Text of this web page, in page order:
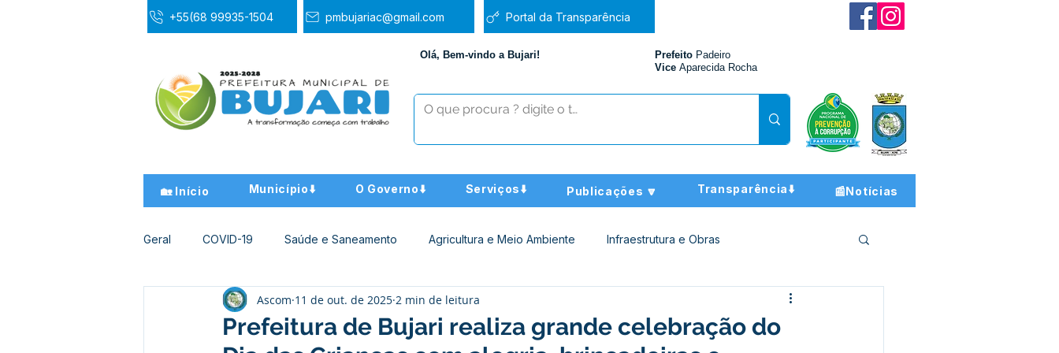
+55(68 99935-1504 pmbujariac@gmail.com Portal da Transparência
Olá, Bem-vindo a Bujari! Prefeito Padeiro
Vice Aparecida Rocha
🏡 Início Município⬇️ O Governo⬇️ Serviços⬇️ Publicações 🔽 Transparência⬇️ 📰Notícias
Geral COVID-19 Saúde e Saneamento Agricultura e Meio Ambiente Infraestrutura e Obras
Desporto Cultura e Lazer Educação Assistência Social
Prefeitura de Bujari realiza grande celebração do
Ascom 11 de out. de 2025 2 min de leitura